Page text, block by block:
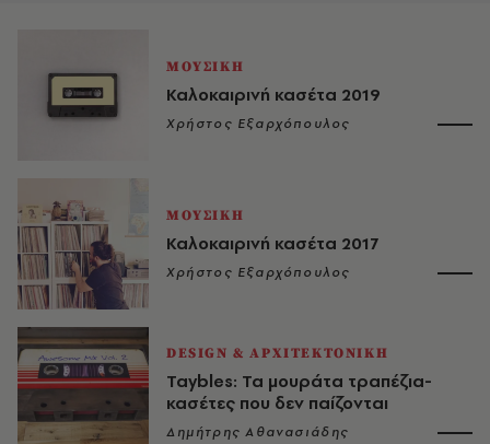
ΜΟΥΣΙΚΗ
Καλοκαιρινή κασέτα 2019
Χρήστος Εξαρχόπουλος
ΜΟΥΣΙΚΗ
Καλοκαιρινή κασέτα 2017
Χρήστος Εξαρχόπουλος
DESIGN & ΑΡΧΙΤΕΚΤΟΝΙΚΗ
Taybles: Τα μουράτα τραπέζια-
κασέτες που δεν παίζονται
Δημήτρης Αθανασιάδης